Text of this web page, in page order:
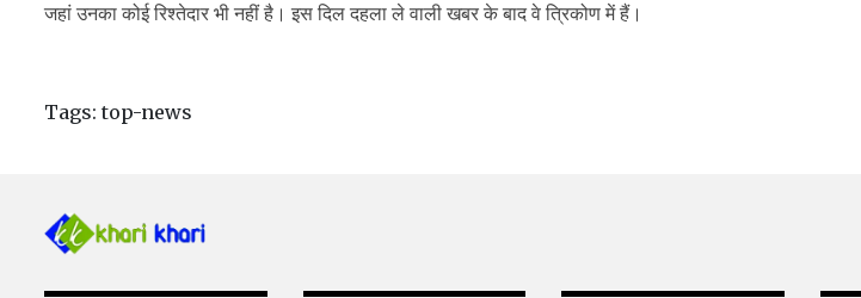
जहां उनका कोई रिश्तेदार भी नहीं है। इस दिल दहला ले वाली खबर के बाद वे त्रिकोण में हैं।
Tags: top-news